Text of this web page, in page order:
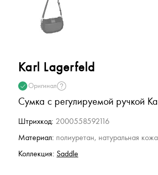
Karl Lagerfeld
Оригинал
Сумка с регулируемой ручкой
Штрихкод: 2000558592116
Материал: полиуретан, натуральная кожа
Коллекция: Saddle